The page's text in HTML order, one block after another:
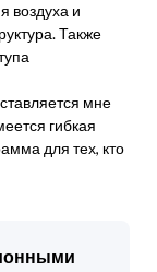
воздуха и
Также
мне
гибкая
для тех, кто